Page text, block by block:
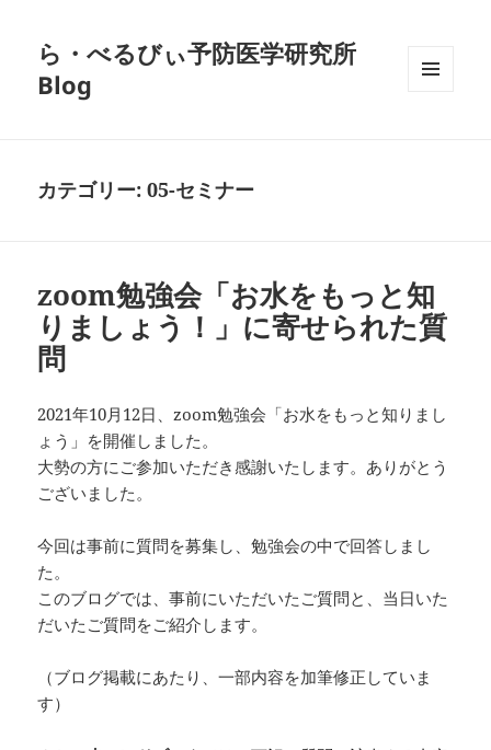
ら・べるびぃ予防医学研究所
Blog
カテゴリー:05-セミナー
zoom勉強会「お水をもっと知
りましょう！」に寄せられた質
問
2021年10月12日、zoom勉強会「お水をもっと知りまし
ょう」を開催しました。
大勢の方にご参加いただき感謝いたします。ありがとう
ございました。
今回は事前に質問を募集し、勉強会の中で回答しまし
た。
このブログでは、事前にいただいたご質問と、当日いた
だいたご質問をご紹介します。
（ブログ掲載にあたり、一部内容を加筆修正していま
す）